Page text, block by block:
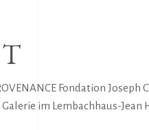
Fondation
Galerie im Lembachhaus-